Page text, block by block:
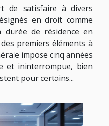
de satisfaire à divers
en droit comme
durée de résidence en
premiers éléments à
impose cinq années
et ininterrompue, bien
pour certains...